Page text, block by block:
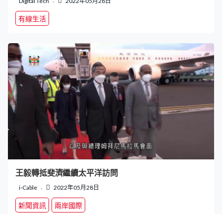
有線生活
王毅轉抵斐濟繼續太平洋訪問
i-Cable 2022年05月28日
新聞資訊 兩岸國際